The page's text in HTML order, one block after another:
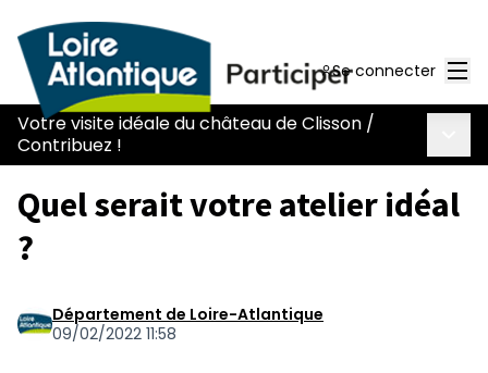
Se connecter
Votre visite idéale du château de Clisson /
Contribuez !
Quel serait votre atelier idéal
?
Département de Loire-Atlantique
09/02/2022 11:58